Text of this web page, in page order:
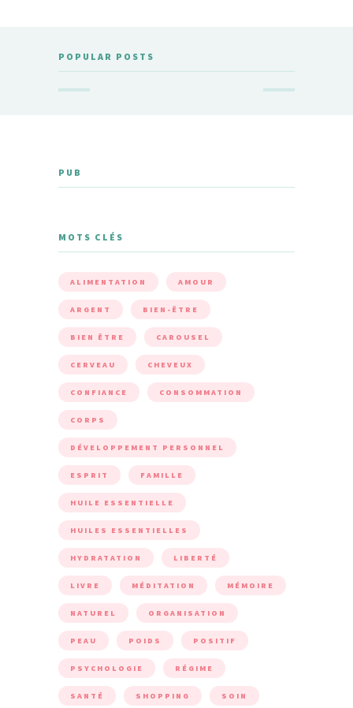
POPULAR POSTS
PUB
MOTS CLÉS
ALIMENTATION AMOUR
ARGENT BIEN-ÊTRE
BIEN ÊTRE CAROUSEL
CERVEAU CHEVEUX
CONFIANCE CONSOMMATION
CORPS
DÉVELOPPEMENT PERSONNEL
ESPRIT FAMILLE
HUILE ESSENTIELLE
HUILES ESSENTIELLES
HYDRATATION LIBERTÉ
LIVRE MÉDITATION MÉMOIRE
NATUREL ORGANISATION
PEAU POIDS POSITIF
PSYCHOLOGIE RÉGIME
SANTÉ SHOPPING SOIN